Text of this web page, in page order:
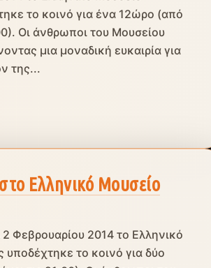
το κοινό για ένα 12ώρο (από
Οι άνθρωποι του Μουσείου
μια μοναδική ευκαιρία για
της...
Ελληνικό Μουσείο
Φεβρουαρίου 2014 το Ελληνικό
το κοινό για δύο